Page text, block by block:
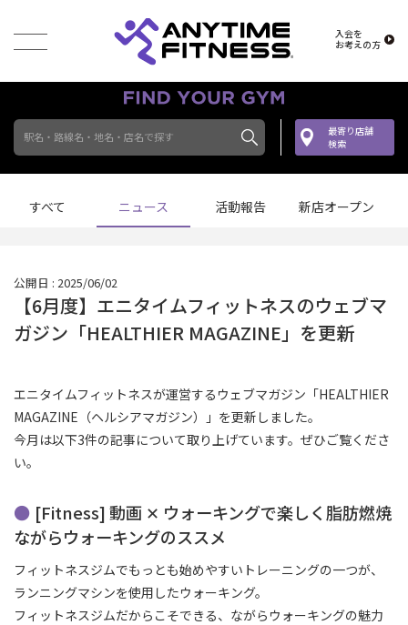
入会を
お考えの方
駅名・路線名・地名・店名で探す
最寄り店舗
検索
すべて ニュース 活動報告 新店オープン
公開日 : 2025/06/02
【6月度】エニタイムフィットネスのウェブマ
ガジン「HEALTHIER MAGAZINE」を更新
エニタイムフィットネスが運営するウェブマガジン「HEALTHIER
MAGAZINE（ヘルシアマガジン）」を更新しました。
今月は以下3件の記事について取り上げています。ぜひご覧くださ
い。
[Fitness] 動画 ✕ ウォーキングで楽しく脂肪燃焼
ながらウォーキングのススメ
フィットネスジムでもっとも始めやすいトレーニングの一つが、
ランニングマシンを使用したウォーキング。
フィットネスジムだからこそできる、ながらウォーキングの魅力